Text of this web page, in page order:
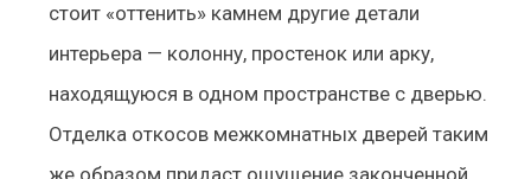
стоит «оттенить» камнем другие детали
интерьера — колонну, простенок или арку,
находящуюся в одном пространстве с дверью.
Отделка откосов межкомнатных дверей таким
же образом придаст ощущение законченной